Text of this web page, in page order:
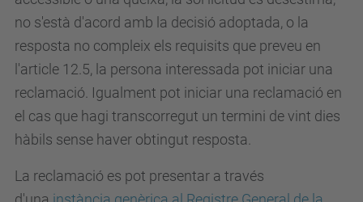
no s'està d'acord amb la decisió adoptada, o la
resposta no compleix els requisits que preveu en
l'article 12.5, la persona interessada pot iniciar una
reclamació. Igualment pot iniciar una reclamació en
el cas que hagi transcorregut un termini de vint dies
hàbils sense haver obtingut resposta.
La reclamació es pot presentar a través